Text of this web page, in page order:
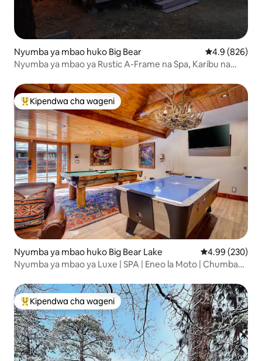
Nyumba ya mbao huko Big Bear Ukadiriaji wa
4.9 (826)
Nyumba ya mbao ya Rustic A-Frame na Spa, Karibu na
Kipendwa maarufu cha wageni
Kipendwa cha wageni
Nyumba ya mbao huko Big Bear Lake Ukadiriaji wa
4.99 (230)
Nyumba ya mbao ya Luxe | SPA | Eneo la Moto | Chumba
Kipendwa maarufu cha wageni
Kipendwa cha wageni